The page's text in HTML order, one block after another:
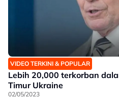
VIDEO TERKINI & POPULAR
Lebih 20,000 terkorban
Timur Ukraine
02/05/2023